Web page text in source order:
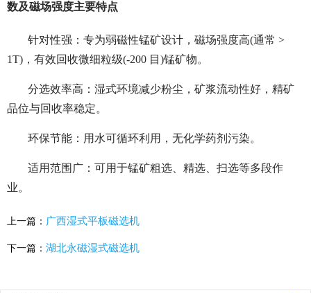
数及磁场强度主要特点
针对性强：专为弱磁性锰矿设计，磁场强度高(通常 >
1T)，有效回收微细粒级(-200 目)锰矿物。
分选效率高：湿式环境减少粉尘，矿浆流动性好，精矿
品位与回收率稳定。
环保节能：用水可循环利用，无化学药剂污染。
适用范围广：可用于锰矿粗选、精选、扫选等多段作
业。
上一篇： 广西湿式平板磁选机
下一篇： 湖北永磁湿式磁选机